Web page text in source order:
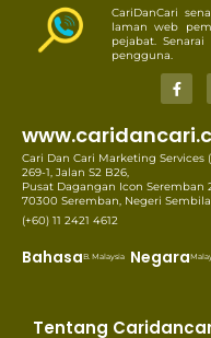
CariDanCari
laman web
pejabat.
pengguna.
Cari Dan Cari Marketing Services
269-1, Jalan S2 B26,
Pusat Dagangan Icon Seremban
70300 Seremban, Negeri
(+60) 11 2421 4612
BahasaB. Malaysia Negara
Tentang